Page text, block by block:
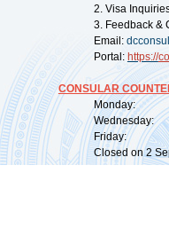
2. Visa
3. Feedback &
Email:
Portal: https://
CONSULAR
Monday:
Wednesday:
Friday:
Closed on 2